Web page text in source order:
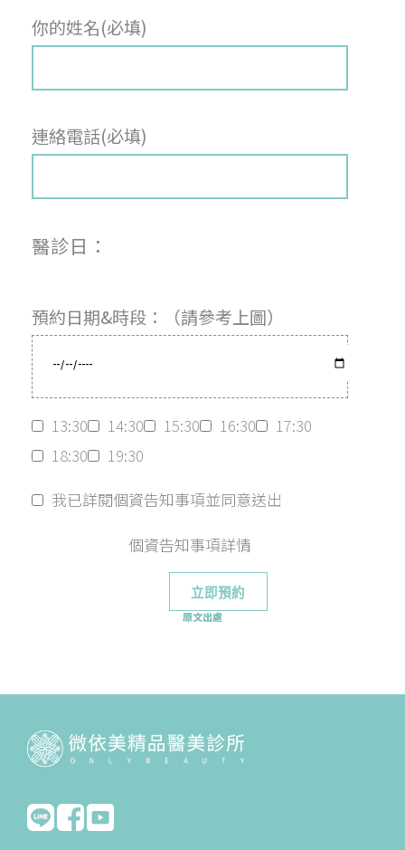
你的姓名(必填)
連絡電話(必填)
醫診日：
預約日期&時段：（請參考上圖）
13:30 14:30 15:30 16:30
17:30
18:30
19:30
我已詳閱個資告知事項並同意送出
個資告知事項詳情
原文出處